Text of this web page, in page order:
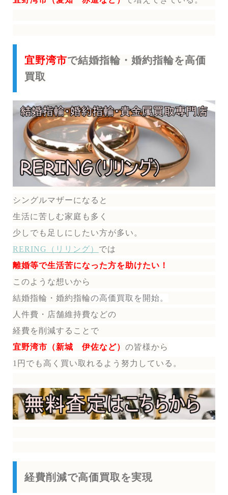
宜野湾市で結婚指輪・婚約指輪を高価
買取
シングルマザーになると
生活に苦しむ家庭も多く
少しでも足しにしたい方が多い。
RERING（リリング） では
離婚等で生活苦になった方を助けたい！
このような想いから
結婚指輪・婚約指輪の高価買取を開始。
人件費・店舗維持費などの
経費を削減することで
宜野湾市（新城 伊佐など） の皆様から
1円でも高く買い取れるよう努力している。
経費削減で高価買取を実現